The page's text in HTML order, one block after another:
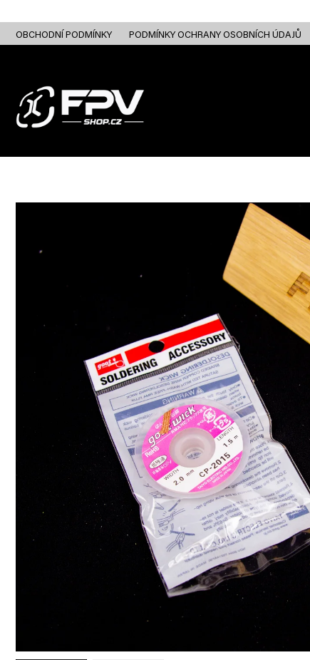
obsahOBCHODNÍ PODMÍNKY PODMÍNKY OCHRANY OSOBNÍCH ÚDAJŮ